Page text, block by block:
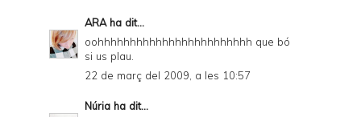
ARAha dit...
oohhhhhhhhhhhhhhhhhhhhhhhh que bó
si us plau.
22 de març del 2009, a les 10:57
Núria ha dit...